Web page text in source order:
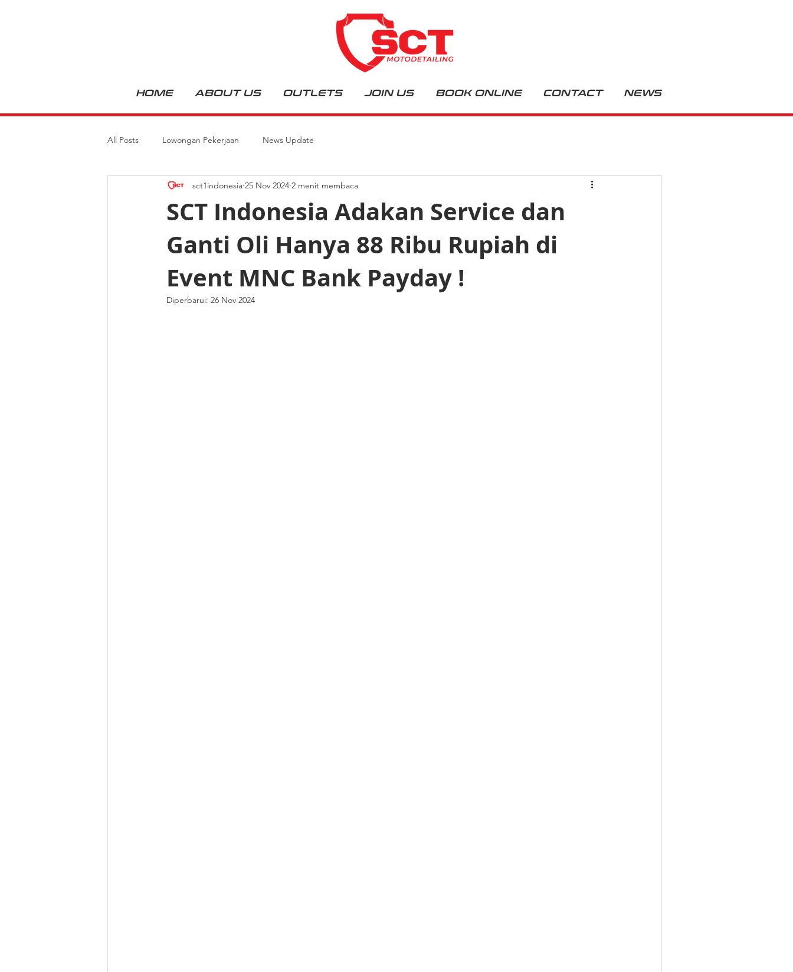
HOME ABOUT US OUTLETS JOIN US BOOK ONLINE CONTACT NEWS
All Posts Lowongan Pekerjaan News Update
SCT Indonesia Adakan Service dan
Ganti Oli Hanya 88 Ribu Rupiah di
Event MNC Bank Payday !
sct1indonesia 25 Nov 2024 2 menit membaca
Diperbarui: 26 Nov 2024